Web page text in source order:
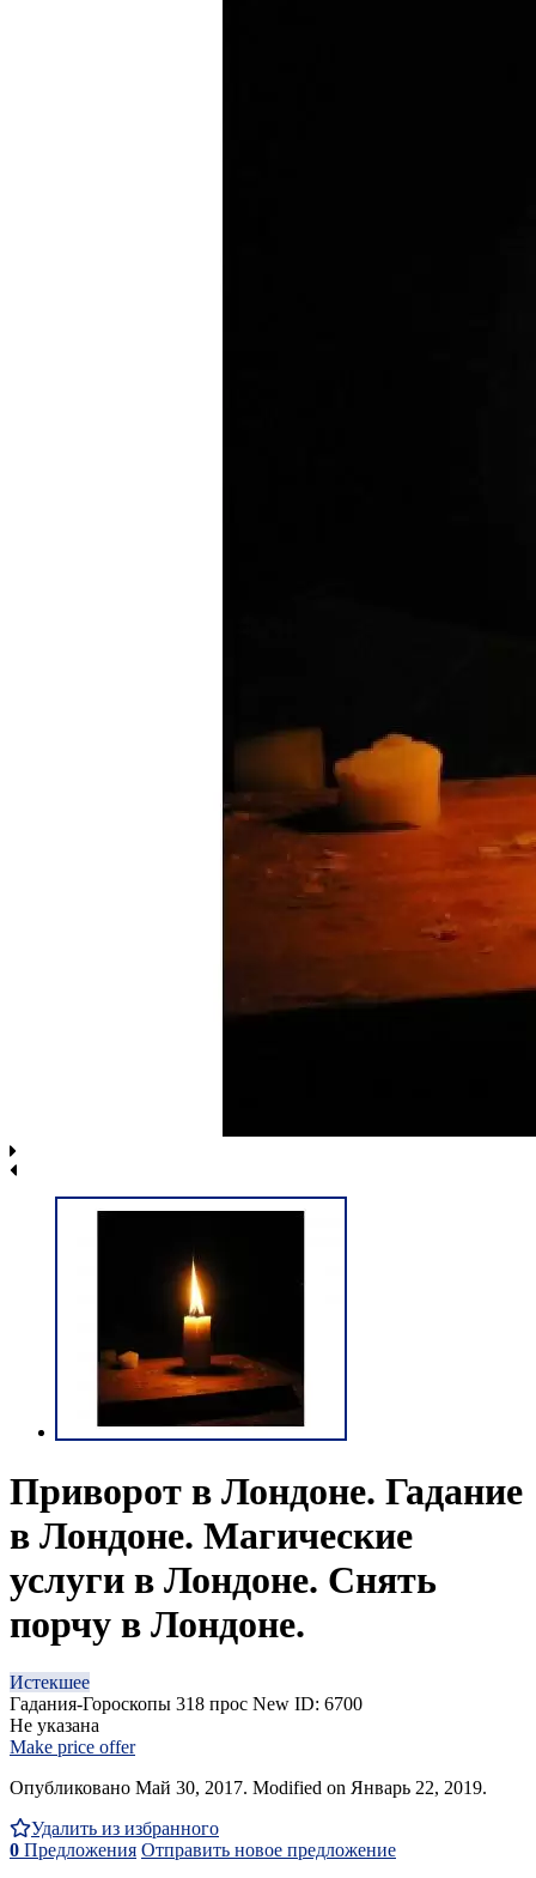
Приворот в Лондоне. Гадание
в Лондоне. Магические
услуги в Лондоне. Снять
порчу в Лондоне.
Истекшее
Гадания-Гороскопы 318 прос New ID: 6700
Не указана
Make price offer
Опубликовано Май 30, 2017. Modified on Январь 22, 2019.
Удалить из избранного
0 Предложения Отправить новое предложение